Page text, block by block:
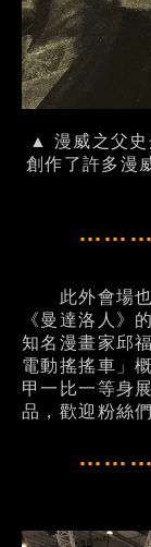
▲ 漫威之父
創作了許多漫
此外會場也
《曼達洛人》
知名漫畫家邱
電動搖搖車」
甲一比一等身
品，歡迎粉絲